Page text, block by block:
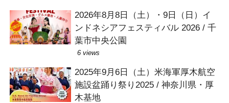
2026年8月8日（土）・9日（日）イ
ンドネシアフェスティバル 2026 / 千
葉市中央公園
6 views
2025年9月6日（土）米海軍厚木航空
施設盆踊り祭り2025 / 神奈川県・厚
木基地